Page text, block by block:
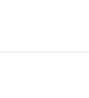
salão de